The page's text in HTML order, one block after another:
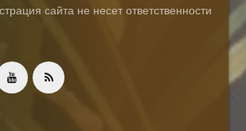
сайта не несет ответственности